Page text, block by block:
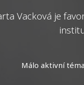
Vacková je
Málo aktivní